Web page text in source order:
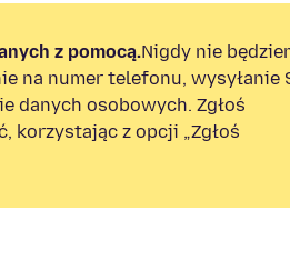
z pomocą.Nigdy nie
na numer telefonu, wysyłanie
danych osobowych. Zgłoś
korzystając z opcji „Zgłoś